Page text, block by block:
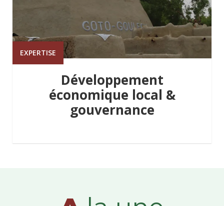
EXPERTISE
Développement
économique local &
gouvernance